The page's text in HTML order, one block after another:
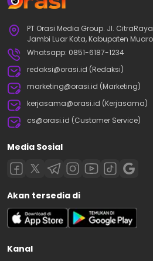
PT Orasi Media Group. Jl.
Jambi Luar Kota, Kabupaten
Whatsapp: 0851-6187-1234
redaksi@orasi.id (Redaksi)
marketing@orasi.id (Marketing)
kerjasama@orasi.id (Kerjasama)
cs@orasi.id (Customer Service)
Media Sosial
Akan tersedia di
Kanal